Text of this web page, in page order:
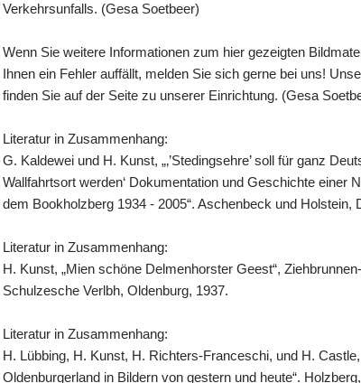
Verkehrsunfalls. (Gesa Soetbeer)
Wenn Sie weitere Informationen zum hier gezeigten
Ihnen ein Fehler auffällt, melden Sie sich gerne bei uns!
finden Sie auf der Seite zu unserer Einrichtung. (Gesa
Literatur in Zusammenhang:
G. Kaldewei und H. Kunst, „‚’Stedingsehre’ soll für ganz
Wallfahrtsort werden‘ Dokumentation und Geschichte einer
dem Bookholzberg 1934 - 2005“. Aschenbeck und Holstein,
Literatur in Zusammenhang:
H. Kunst, „Mien schöne Delmenhorster Geest“,
Schulzesche Verlbh, Oldenburg, 1937.
Literatur in Zusammenhang:
H. Lübbing, H. Kunst, H. Richters-Franceschi, und H. Castle,
Oldenburgerland in Bildern von gestern und heute“.